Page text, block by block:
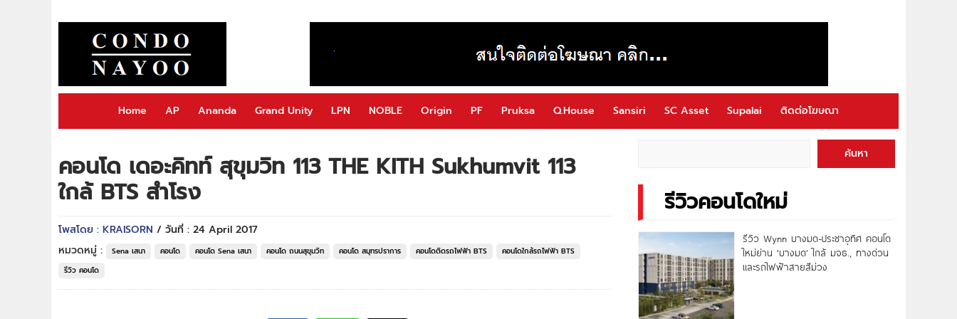
Home AP Ananda Grand Unity LPN NOBLE Origin PF Pruksa Q.House Sansiri SC Asset Supalai ติดต่อโฆษณา
คอนโด เดอะคิทท์ สุขุมวิท 113 THE KITH Sukhumvit 113
ใกล้ BTS สำโรง
โพสโดย : KRAISORN / วันที่ : 24 April 2017
หมวดหมู่ :
Sena เสนา คอนโด คอนโด Sena เสนา คอนโด ถนนสุขุมวิท คอนโด สมุทรปราการ คอนโดติดรถไฟฟ้า BTS
คอนโดใกล้รถไฟฟ้า BTS
รีวิว คอนโด
ค้นหา
รีวิวคอนโดใหม่
รีวิว Wynn บางมด-ประชาอุทิศ คอนโด
ใหม่ย่าน ‘บางมด’ ใกล้ มจธ., ทางด่วน
และรถไฟฟ้าสายสีม่วง